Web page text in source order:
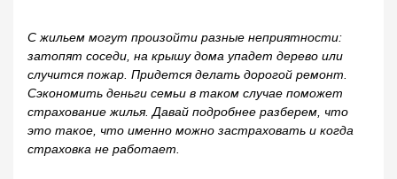
С жильем могут произойти разные неприятности:
затопят соседи, на крышу дома упадет дерево или
случится пожар. Придется делать дорогой ремонт.
Сэкономить деньги семьи в таком случае поможет
страхование жилья. Давай подробнее разберем, что
это такое, что именно можно застраховать и когда
страховка не работает.